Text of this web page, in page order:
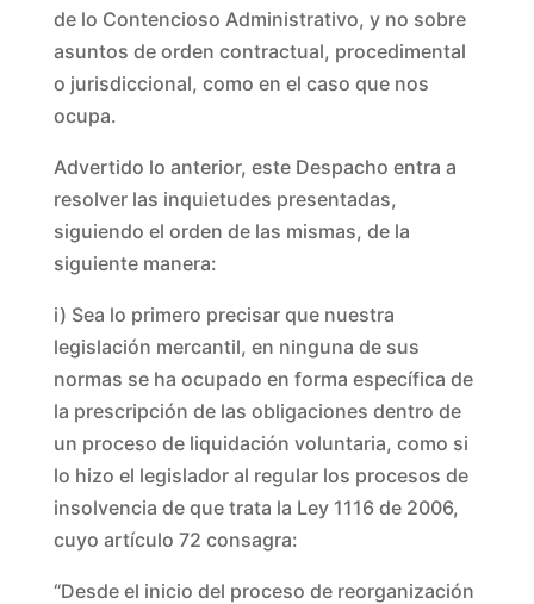
de lo Contencioso Administrativo, y no sobre
asuntos de orden contractual, procedimental
o jurisdiccional, como en el caso que nos
ocupa.
Advertido lo anterior, este Despacho entra a
resolver las inquietudes presentadas,
siguiendo el orden de las mismas, de la
siguiente manera:
i) Sea lo primero precisar que nuestra
legislación mercantil, en ninguna de sus
normas se ha ocupado en forma específica de
la prescripción de las obligaciones dentro de
un proceso de liquidación voluntaria, como si
lo hizo el legislador al regular los procesos de
insolvencia de que trata la Ley 1116 de 2006,
cuyo artículo 72 consagra:
“Desde el inicio del proceso de reorganización